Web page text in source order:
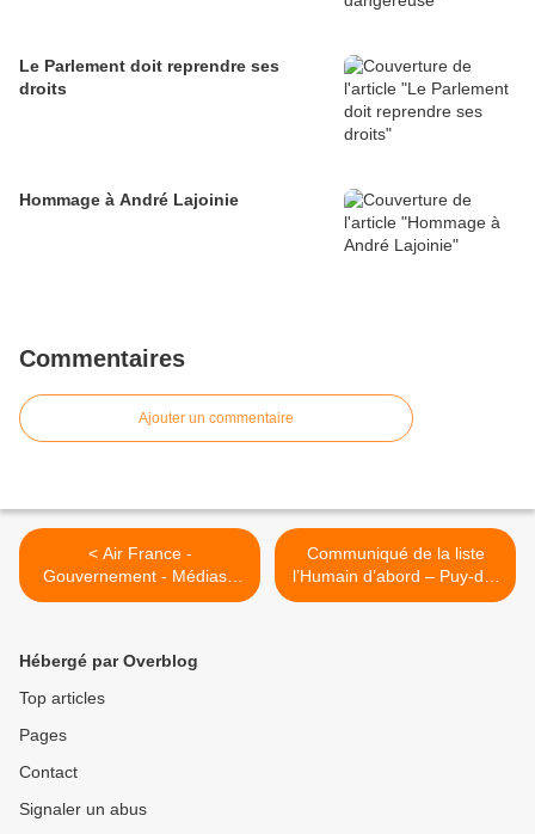
Le Parlement doit reprendre ses
droits
Hommage à André Lajoinie
Commentaires
Ajouter un commentaire
< Air France -
Gouvernement - Médias :
flagrant délit de violence de
Communiqué de la liste
l’Humain d’abord – Puy-de-
Dôme du samedi 14
Hébergé par Overblog
Top articles
Pages
Contact
Signaler un abus